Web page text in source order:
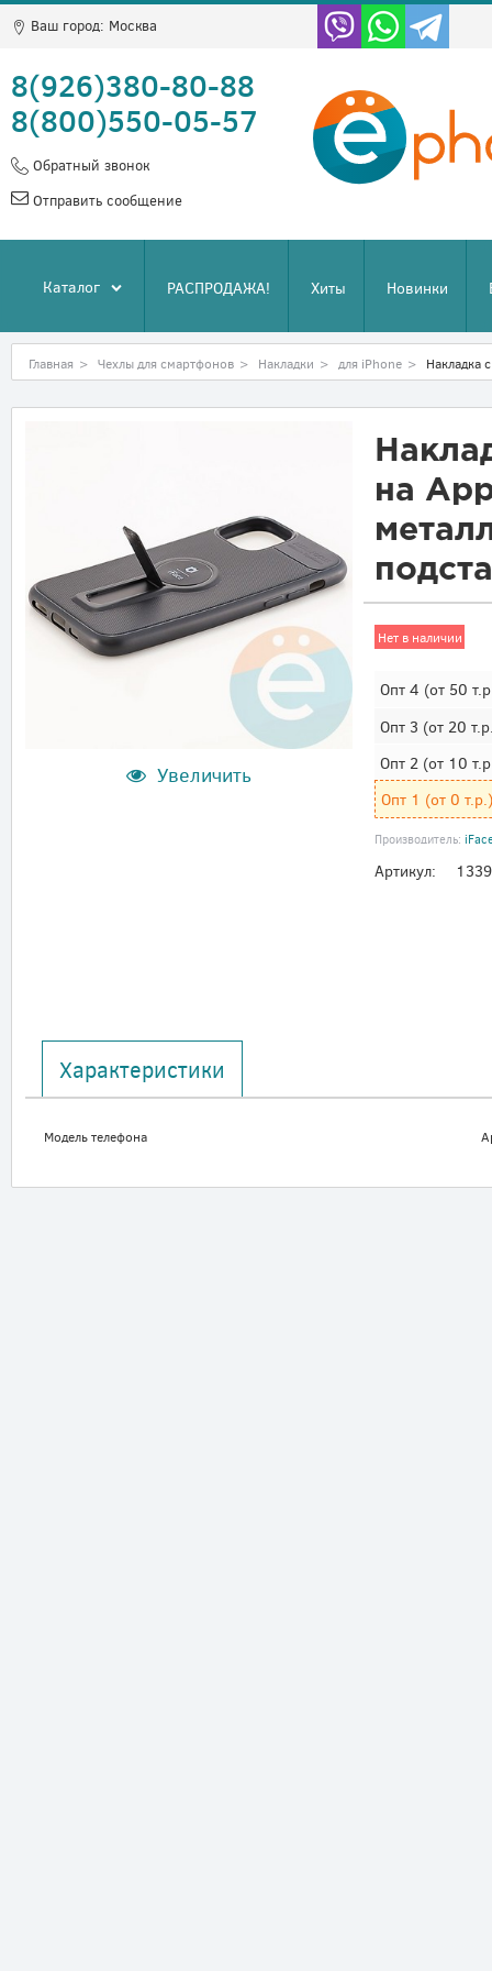
Ваш город: Москва
8(926)380-80-88
8(800)550-05-57
Обратный звонок
Отправить сообщение
Каталог РАСПРОДАЖА! Хиты Новинки
Главная > Чехлы для смартфонов > Накладки > для iPhone > Накладка
Увеличить
на
Нет в наличии
Опт 4 (от 50
Опт 3 (от 20
Опт 2(от 10
Опт 1 (от 0 т.р.)
Производитель:
Артикул:
Характеристики
Модель телефона